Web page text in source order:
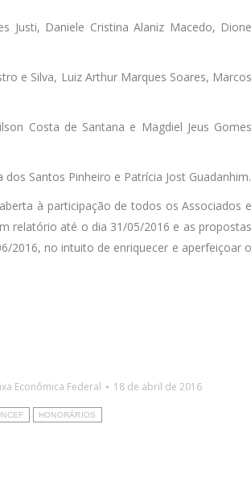
Justi, Daniele Cristina Alaniz Macedo, Dione
e Silva, Luiz Arthur Marques Soares, Marcos
Costa de Santana e Magdiel Jeus Gomes
Santos Pinheiro e Patrícia Jost Guadanhim.
à participação de todos os Associados e
relatório até o dia 31/05/2016 e as propostas
2016, no intuito de enriquecer e aperfeiçoar o
Econômica Federal
18 de abril de 2016
HONORÁRIOS